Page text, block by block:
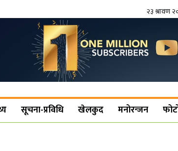
२३ श्रावण
सूचना-प्रविधि खेलकुद मनोरन्जन